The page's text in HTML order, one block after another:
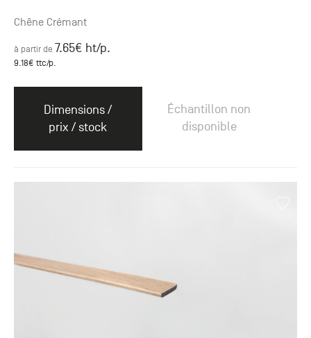
Chêne Crémant
à partir de 7.65€ ht/p.
9.18€ ttc/p.
Dimensions /
prix / stock
Échantillon non
disponible